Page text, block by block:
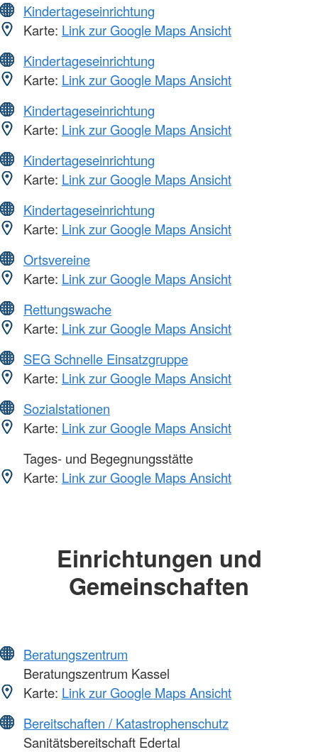
Kindertageseinrichtung
Karte: Link zur Google Maps Ansicht
Kindertageseinrichtung
Karte: Link zur Google Maps Ansicht
Kindertageseinrichtung
Karte: Link zur Google Maps Ansicht
Kindertageseinrichtung
Karte: Link zur Google Maps Ansicht
Kindertageseinrichtung
Karte: Link zur Google Maps Ansicht
Ortsvereine
Karte: Link zur Google Maps Ansicht
Rettungswache
Karte: Link zur Google Maps Ansicht
SEG Schnelle Einsatzgruppe
Karte: Link zur Google Maps Ansicht
Sozialstationen
Karte: Link zur Google Maps Ansicht
Tages- und Begegnungsstätte
Karte: Link zur Google Maps Ansicht
Einrichtungen und
Gemeinschaften
Beratungszentrum
Beratungszentrum Kassel
Karte: Link zur Google Maps Ansicht
Bereitschaften / Katastrophenschutz
Sanitätsbereitschaft Edertal